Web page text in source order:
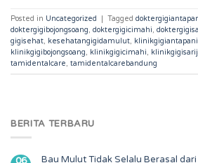
Posted in Uncategorized | Tagged
doktergigibojongsoang, doktergigicimahi,
gigisehat, kesehatangigidamulut, klinikgigiantapani
klinikgigibojongsoang, klinikgigicimahi,
tamidentalcare, tamidentalcarebandung
BERITA TERBARU
Bau Mulut Tidak Selalu Berasal